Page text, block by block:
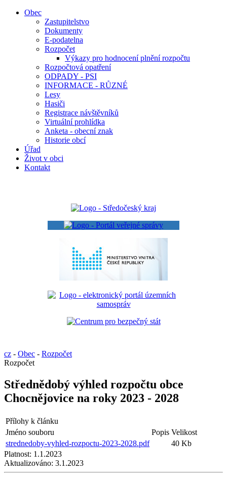
Obec
Zastupitelstvo
Dokumenty
E-podatelna
Rozpočet
Výkazy pro hodnocení plnění rozpočtu
Rozpočtová opatření
ODPADY - PSI
INFORMACE - RŮZNÉ
Lesy
Hasiči
Registrace návštěvníků
Virtuální prohlídka
Anketa - obecní znak
Historie obcí
Úřad
Život v obci
Kontakt
cz - Obec - Rozpočet
Rozpočet
Střednědobý výhled rozpočtu obce
Chocnějovice na roky 2023 - 2028
Přílohy k článku
Jméno souboru
Popis Velikost
strednedoby-vyhled-rozpoctu-2023-2028.pdf
40 Kb
Platnost: 1.1.2023
Aktualizováno: 3.1.2023